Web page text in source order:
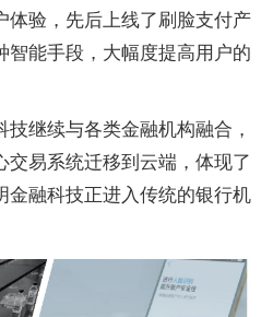
体验，先后上线了刷脸支付产
智能手段，大幅度提高用户的
继续与各类金融机构融合，
交易系统迁移到云端，体现了
金融科技正进入传统的银行机